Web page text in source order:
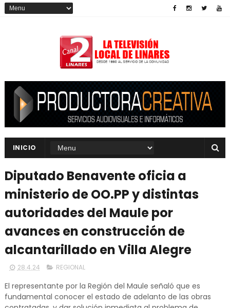
INICIO
Diputado Benavente oficia a
ministerio de OO.PP y distintas
autoridades del Maule por
avances en construcción de
alcantarillado en Villa Alegre
28.4.24 REGIONAL
El representante por la Región del Maule señaló que es
fundamental conocer el estado de adelanto de las obras